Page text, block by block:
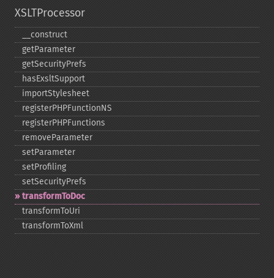
XSLTProcessor
_​_​construct
getParameter
getSecurityPrefs
hasExsltSupport
importStylesheet
registerPHPFunctionNS
registerPHPFunctions
removeParameter
setParameter
setProfiling
setSecurityPrefs
transformToDoc
transformToUri
transformToXml